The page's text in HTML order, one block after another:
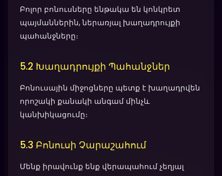
Բոլոր բոնուսները ենթակա են կոնկրետ
պայմաններին, ներառյալ խաղադրույքի
պահանջները։
5.2 Խաղադրույքի Պահանջներ
Բոնուսային միջոցները պետք է խաղադրվեն
որոշակի քանակի անգամ մինչև
կանխիկացումը։
5.3 Բոնուսի Չարաշահում
Մենք իրավունք ենք վերապահում չեղյալ